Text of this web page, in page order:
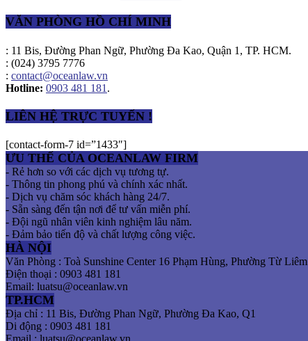
VĂN PHÒNG HỒ CHÍ MINH
: 11 Bis, Đường Phan Ngữ, Phường Đa Kao, Quận 1, TP. HCM.
: (024) 3795 7776
: contact@oceanlaw.vn
Hotline: 0903 481 181 .
LIÊN HỆ TRỰC TUYẾN !
[contact-form-7 id=”1433″]
ƯU THẾ CỦA OCEANLAW FIRM
- Rẻ hơn so với các dịch vụ tương tự.
- Thông tin phong phú và chính xác nhất.
- Dịch vụ chăm sóc khách hàng 24/7.
- Sẵn sàng đến tận nơi để tư vấn miễn phí.
- Đội ngũ nhân viên kinh nghiệm lâu năm.
- Đảm bảo tiến độ và chất lượng công việc.
HÀ NỘI
Văn Phòng : Toà Sunshine Center 16 Phạm Hùng, Phường Từ Liêm
Điện thoại : 0903 481 181
Email: luatsu@oceanlaw.vn
TP.HCM
Địa chỉ : 11 Bis, Đường Phan Ngữ, Phường Đa Kao, Q1
Di động : 0903 481 181
Email : luatsu@oceanlaw.vn